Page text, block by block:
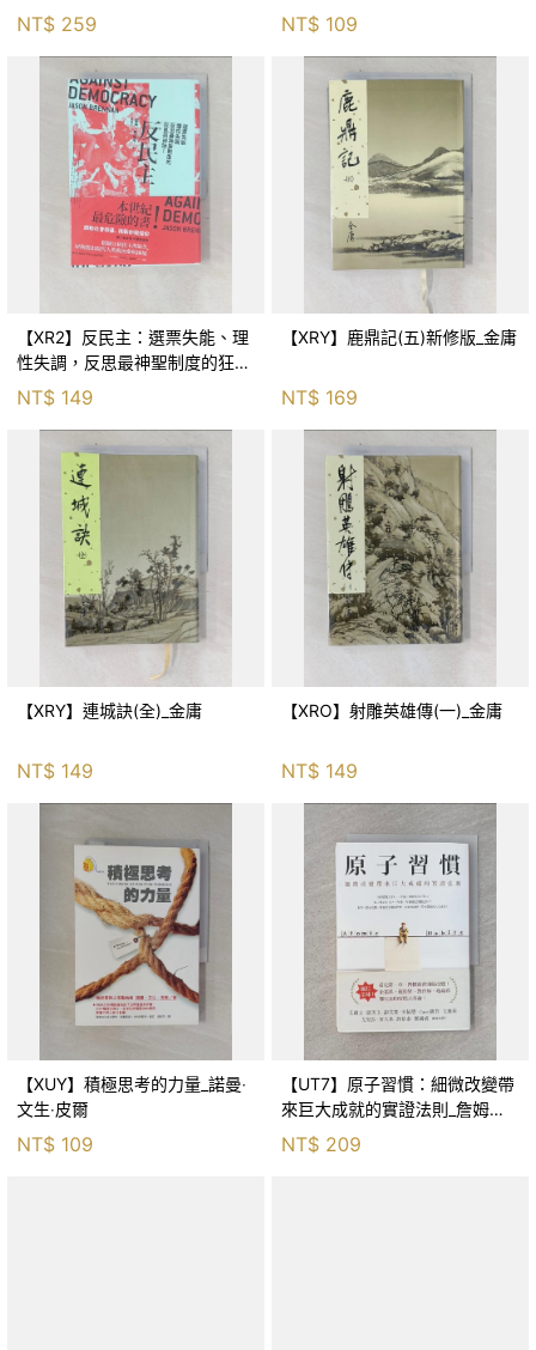
輯思考聖經_尼爾．布朗, 史都
華．基里, 羅耀宗, 蔡宏明, 黃賓
NT$ 259 NT$ 109
【XR2】反民主：選票失能、理
性失調，反思最神聖制度的狂亂
NT$ 149
【XRY】鹿鼎記(五)新修版_金庸
NT$ 169
【XRY】連城訣(全)_金庸
NT$ 149
【XRO】射雕英雄傳(一)_金庸
NT$ 149
【XUY】積極思考的力量_諾曼‧
文生‧皮爾
NT$ 109
【UT7】原子習慣：細微改變帶
來巨大成就的實證法則_詹姆斯‧
克利爾, 蔡世偉
NT$ 209